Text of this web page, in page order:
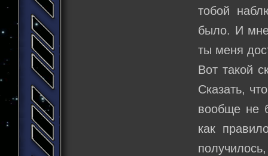
тобой
было. И мне
ты меня
Вот такой
Сказать,
вообще не
как